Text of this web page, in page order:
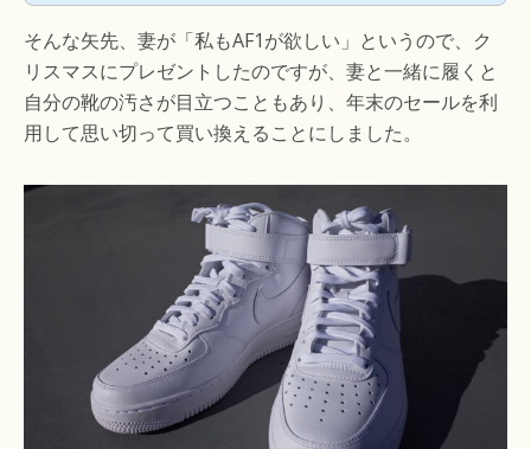
めて「AF1すごいわ！」ってなっています。佇まい、履
分にとって”My Favorite Sneaker”がこのエアフォース
１でして、本当は色違いやロー・ハイで何足も欲しい
ところですが、シ...
そんな矢先、妻が「私もAF1が欲しい」というので、ク
リスマスにプレゼントしたのですが、妻と一緒に履くと
自分の靴の汚さが目立つこともあり、年末のセールを利
用して思い切って買い換えることにしました。